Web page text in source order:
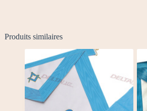
Produits similaires